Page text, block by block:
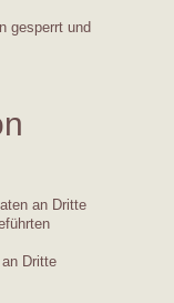
gesperrt und
an Dritte
Dritte